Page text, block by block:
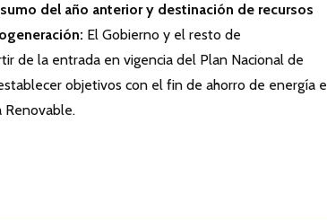
del año anterior y destinación de recursos
El Gobierno y el resto de
de la entrada en vigencia del Plan Nacional de
objetivos con el fin de ahorro de energía e
Renovable.